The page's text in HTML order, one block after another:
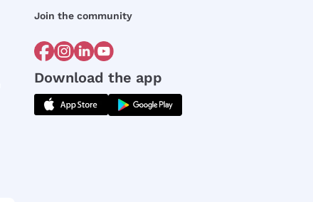
Join the community
Download the app